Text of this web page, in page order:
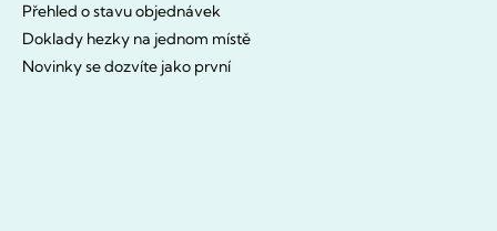
Přehled o stavu objednávek
Doklady hezky na jednom místě
Novinky se dozvíte jako první